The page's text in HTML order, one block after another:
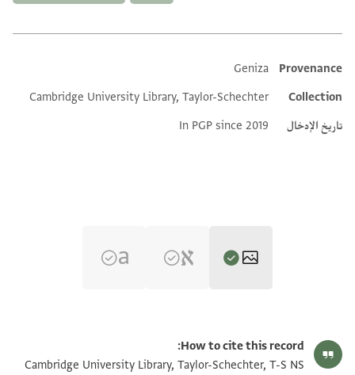
Additional metadata
Provenance
Geniza
Collection
Cambridge University Library, Taylor-Schechter
تاريخ الإدخال
In PGP since 2019
T-S NS 226.125 1v تكبير و تدوير
How to cite this record:
Cambridge University Library, Taylor-Schechter, T-S NS